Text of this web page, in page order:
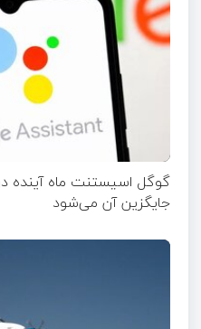
گوگل اسیستنت ماه آینده
جایگزین آن می‌شود